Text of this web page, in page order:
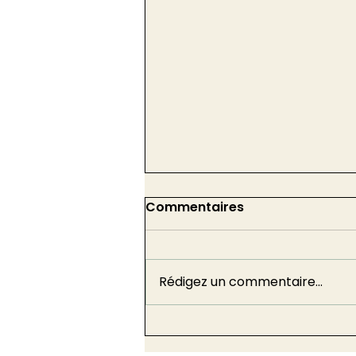
Sécurité incendie :
Commentaires
Rédigez un commentaire...